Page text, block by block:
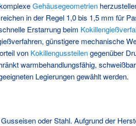
Gehäusegeometrien
in der Regel 1,0 bis 1,5 mm für
Erstarrung beim
günstigere mechanische
von Kokillengussteilengegenüber
warmbehandlungsfähig,
Legierungen gewählt werden.
oder Stahl. Aufgrund der